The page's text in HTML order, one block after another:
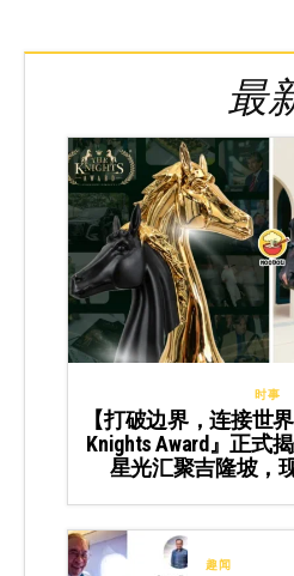
最
时事
【打破边界，连接世
Knights Award』正式
星光汇聚吉隆坡，
趣闻